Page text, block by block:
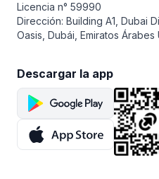
Licencia n° 59990
Dirección: Building A1, Dubai
Oasis, Dubái, Emiratos Árabes
Descargar la app